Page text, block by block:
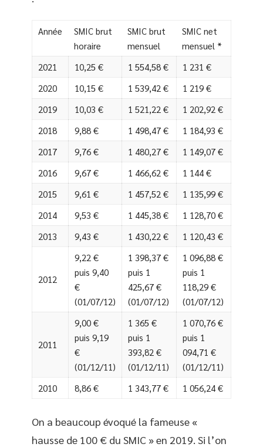
Année
SMIC brut
horaire
SMIC brut
mensuel
SMIC net
mensuel *
2021
10,25 € 1 554,58 €
1 231 €
2020
10,15 € 1 539,42 €
1 219 €
2019
10,03 € 1 521,22 €
1 202,92 €
2018
9,88 € 1 498,47 €
1 184,93 €
2017
9,76 € 1 480,27 €
1 149,07 €
2016
9,67 € 1 466,62 €
1 144 €
2015
9,61 € 1 457,52 €
1 135,99 €
2014
9,53 € 1 445,38 €
1 128,70 €
2013
9,43 € 1 430,22 € 1 120,43 €
2012
9,22 €
puis 9,40
€
(01/07/12)
1 398,37 €
puis 1
425,67 €
(01/07/12)
1 096,88 €
puis 1
118,29 €
(01/07/12)
2011
9,00 €
puis 9,19
€
(01/12/11)
1 365 €
puis 1
393,82 €
(01/12/11)
1 070,76 €
puis 1
094,71 €
(01/12/11)
2010
8,86 € 1 343,77 € 1 056,24 €
On a beaucoup évoqué la fameuse «
hausse de 100 € du SMIC » en 2019. Si l’on